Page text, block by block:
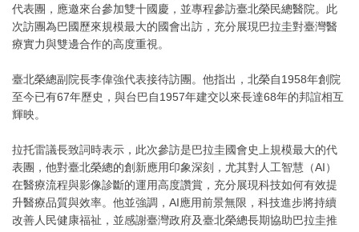
代表團，應邀來台參加雙十國慶，並專程參訪臺北榮民總醫院。此
次訪團為巴國歷來規模最大的國會出訪，充分展現巴拉圭對臺灣醫
療實力與雙邊合作的高度重視。
臺北榮總副院長李偉強代表接待訪團。他指出，北榮自1958年創院
至今已有67年歷史，與台巴自1957年建交以來長達68年的邦誼相互
輝映。
拉托雷議長致詞時表示，此次參訪是巴拉圭國會史上規模最大的代
表團，他對臺北榮總的創新應用印象深刻，尤其對人工智慧（AI）
在醫療流程與影像診斷的運用高度讚賞，充分展現科技如何有效提
升醫療品質與效率。他並強調，AI應用前景無限，科技進步將持續
改善人民健康福祉，並感謝臺灣政府及臺北榮總長期協助巴拉圭推